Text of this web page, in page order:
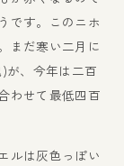
です。このニホ
まだ寒い二月に
が、今年は二百
わせて最低四百
は灰色っぽい